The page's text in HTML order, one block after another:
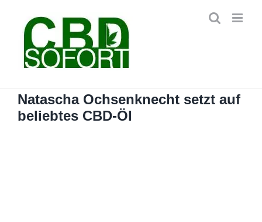
springen
Natascha Ochsenknecht setzt auf
beliebtes CBD-Öl